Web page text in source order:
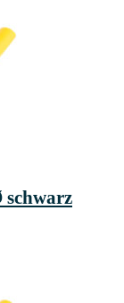
schwarz